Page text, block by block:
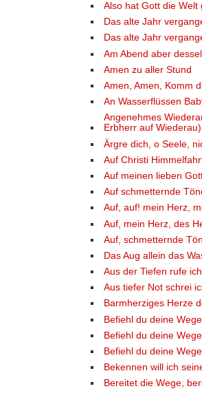
Also hat Gott die Welt
Das alte Jahr
Das alte Jahr
Am Abend aber
Amen zu aller Stund
Amen, Amen, Komm
An Wasserflüssen
Angenehmes
Erbherr auf Wiederau)
Ärgre dich, o Seele,
Auf Christi
Auf meinen lieben
Auf schmetternde
Auf, auf! mein Herz,
Auf, mein Herz, des
Auf, schmetternde
Das Aug allein das
Aus der Tiefen rufe
Aus tiefer Not schrei
Barmherziges Herze
Befiehl du deine
Befiehl du deine
Befiehl du deine
Bekennen will ich
Bereitet die Wege,